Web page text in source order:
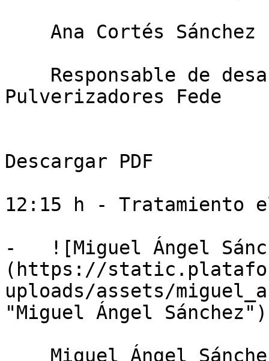
Pulverizadores Fede
Descargar PDF
12:15 h - Tratamiento
-   ![Miguel Ángel
(https://
uploads/assets/
"Miguel Ángel Sánchez")